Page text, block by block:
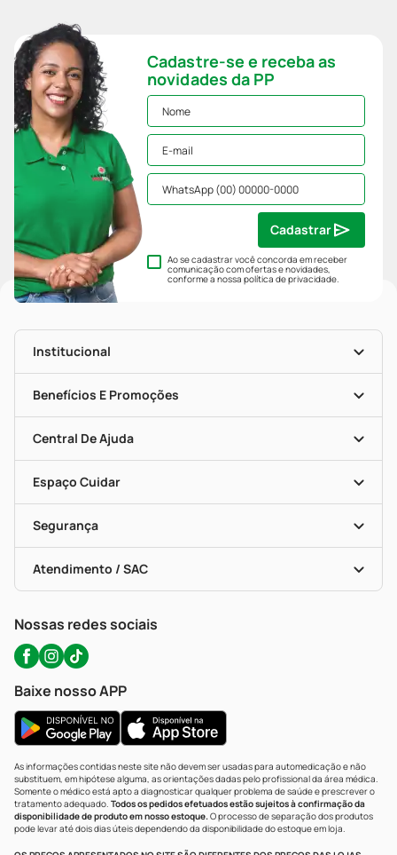
Cadastre-se e receba as
novidades da PP
Ao se cadastrar você concorda em receber
comunicação com ofertas e novidades,
conforme a nossapolítica de privacidade.
Cadastrar
Institucional
Nossas Lojas
Mapa De Categorias
Blog Da PP
Seja Uma Loja Parceira
Benefícios E Promoções
Convênios
Programa Popular Do Brasil
Encarte De Ofertas
Dermaclub
Descontos De Laboratório (PBM)
Cupons E Ofertas
Central De Ajuda
Recompra Programada
Compras Com Receita
Alomed (tele-Entrega)
Formas De Pagamento
Troca E Devolução
Bulas De A A Z
Políticas De Marketplace
Espaço Cuidar
Serviços Farmacêuticos
Testes Rápidos
Autoteste Covid-19
Segurança
Portal Da Privacidade
Atendimento / SAC
Nossas redes sociais
Baixe nosso APP
As informações contidas neste site não devem ser usadas para automedicação e não
substituem, em hipótese alguma, as orientações dadas pelo profissional da área médica.
Somente o médico está apto a diagnosticar qualquer problema de saúde e prescrever o
tratamento adequado. Todos os pedidos efetuados estão sujeitos à confirmação da
disponibilidade de produto em nosso estoque.O processo de separação dos produtos
pode levar até dois dias úteis dependendo da disponibilidade do estoque em loja.